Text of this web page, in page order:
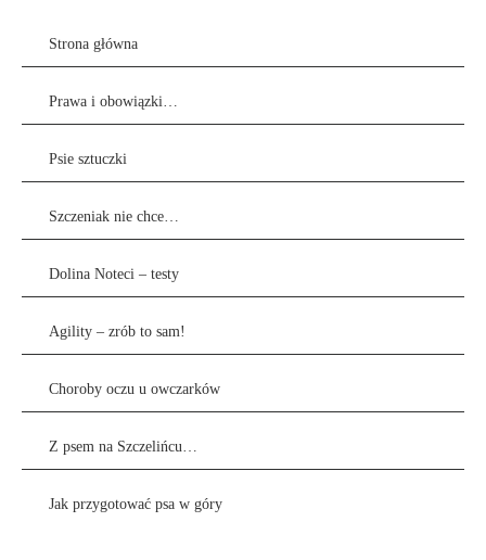
Strona główna
Prawa i obowiązki…
Psie sztuczki
Szczeniak nie chce…
Dolina Noteci – testy
Agility – zrób to sam!
Choroby oczu u owczarków
Z psem na Szczelińcu…
Jak przygotować psa w góry